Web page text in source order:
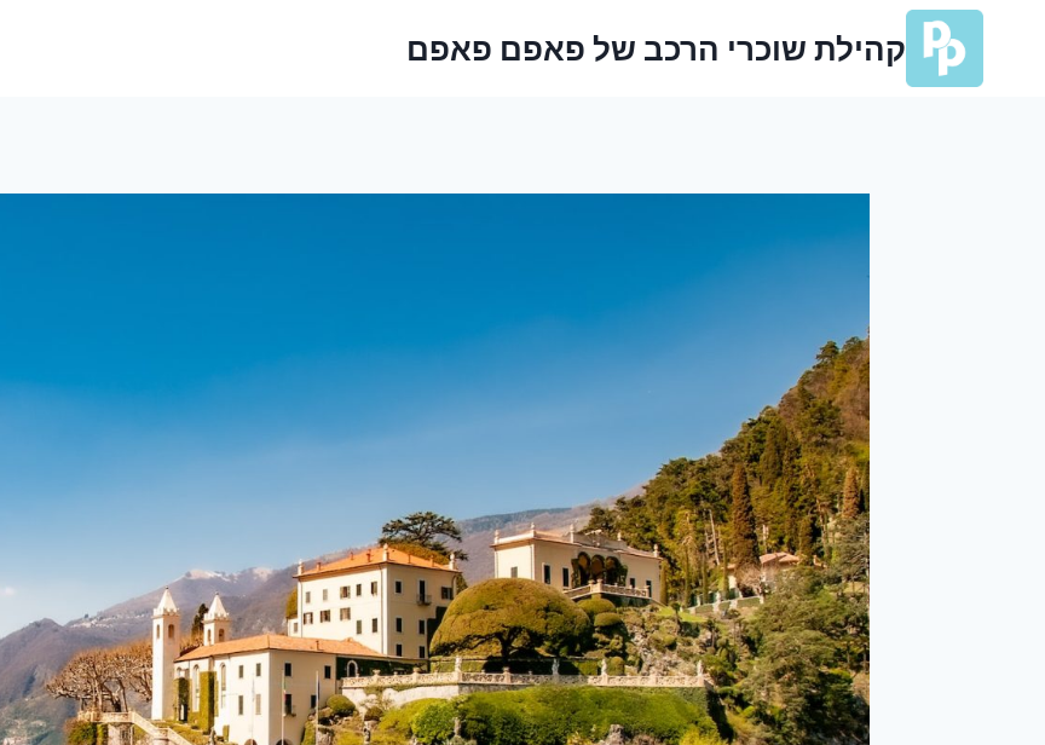
content
קהילת שוכרי הרכב של פאפם פאפם